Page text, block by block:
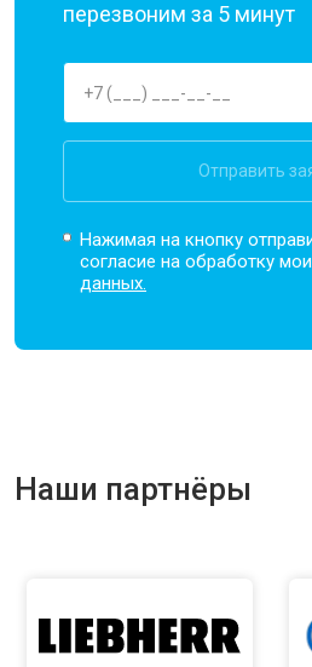
перезвоним за 5 минут
Отправить
Нажимая на кнопку
согласие на обработку
данных.
Наши партнёры